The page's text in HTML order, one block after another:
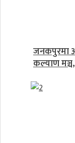
जनकपुरमा
कल्याण